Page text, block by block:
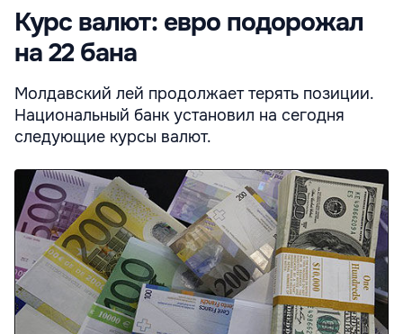
Курс валют: евро подорожал
на 22 бана
Молдавский лей продолжает терять позиции.
Национальный банк установил на сегодня
следующие курсы валют.